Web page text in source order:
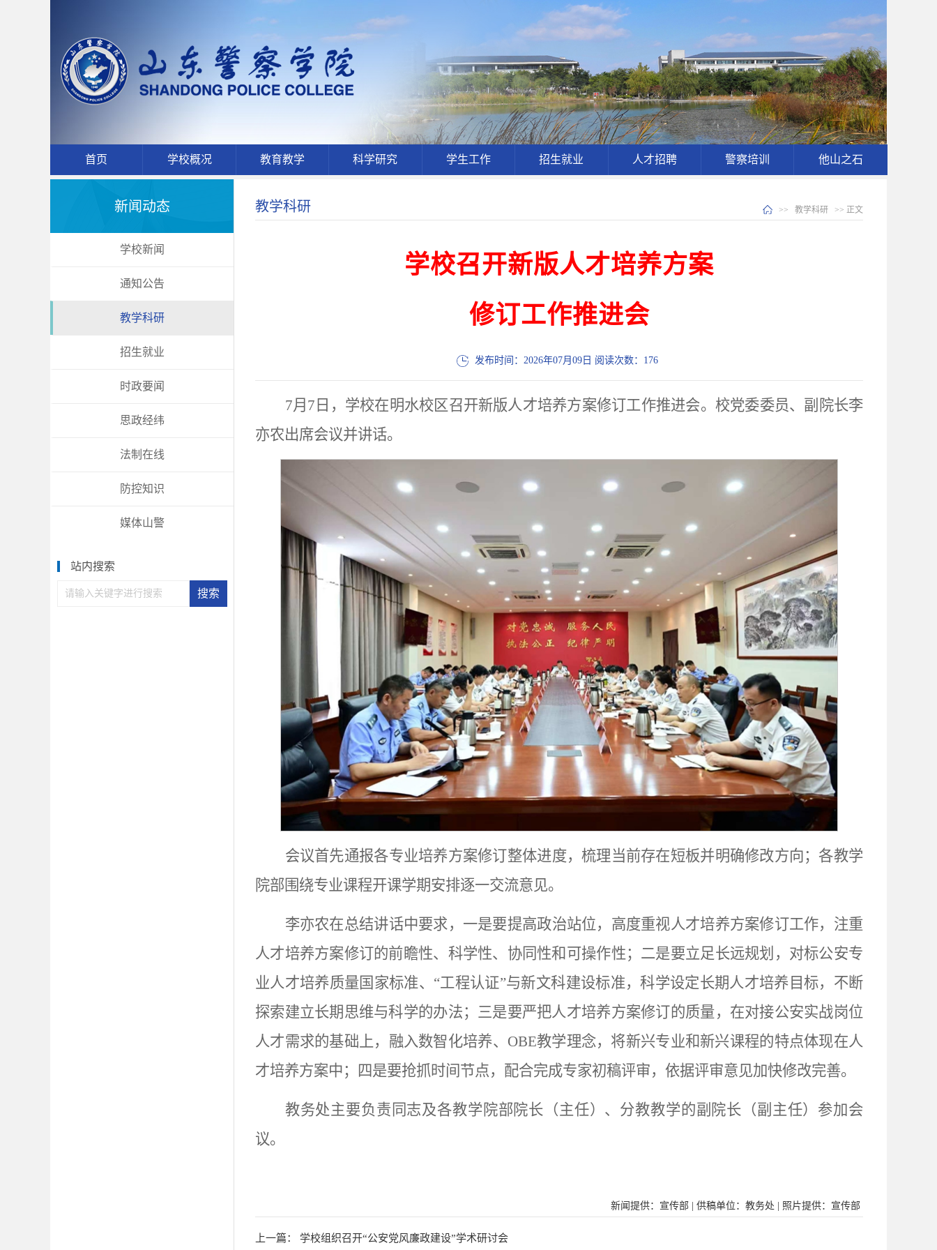
首页 学校概况 教育教学 科学研究 学生工作 招生就业 人才招聘 警察培训 他山之石
新闻动态
学校新闻
通知公告
教学科研
招生就业
时政要闻
思政经纬
法制在线
防控知识
媒体山警
站内搜索
教学科研 >> 教学科研 >> 正文
学校召开新版人才培养方案
修订工作推进会
发布时间：2026年07月09日 阅读次数： 176
7月7日，学校在明水校区召开新版人才培养方案修订工作推进会。校党委委员、副院长李
亦农出席会议并讲话。
会议首先通报各专业培养方案修订整体进度，梳理当前存在短板并明确修改方向；各教学
院部围绕专业课程开课学期安排逐一交流意见。
李亦农在总结讲话中要求，一是要提高政治站位，高度重视人才培养方案修订工作，注重
人才培养方案修订的前瞻性、科学性、协同性和可操作性；二是要立足长远规划，对标公安专
业人才培养质量国家标准、“工程认证”与新文科建设标准，科学设定长期人才培养目标，不断
探索建立长期思维与科学的办法；三是要严把人才培养方案修订的质量，在对接公安实战岗位
人才需求的基础上，融入数智化培养、OBE教学理念，将新兴专业和新兴课程的特点体现在人
才培养方案中；四是要抢抓时间节点，配合完成专家初稿评审，依据评审意见加快修改完善。
教务处主要负责同志及各教学院部院长（主任）、分教教学的副院长（副主任）参加会
议。
新闻提供：宣传部 | 供稿单位：教务处 | 照片提供：宣传部
上一篇： 学校组织召开“公安党风廉政建设”学术研讨会